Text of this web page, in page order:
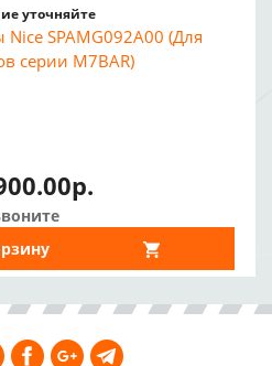
уточняйте
SPAMG092A00 (Для
серии M7BAR)